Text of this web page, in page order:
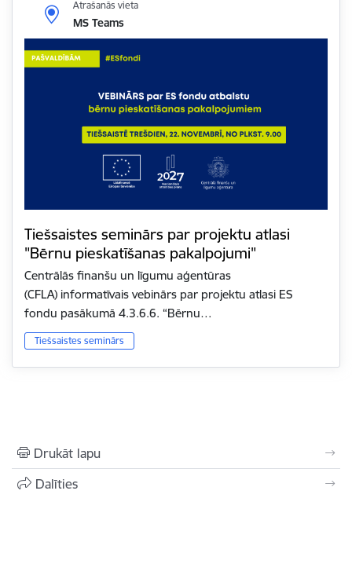
Atrašanās vieta
MS Teams
Tiešsaistes seminārs par projektu atlasi
"Bērnu pieskatīšanas pakalpojumi"
Centrālās finanšu un līgumu aģentūras
(CFLA) informatīvais vebinārs par projektu atlasi ES
fondu pasākumā 4.3.6.6. “Bērnu…
Tiešsaistes seminārs
Drukāt lapu
Dalīties